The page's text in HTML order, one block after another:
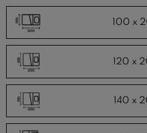
postele nabízí nejen komfort
očarují svým elegantním100 x
120 x
140 x